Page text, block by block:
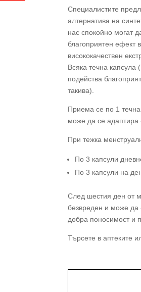
Специалистите
алтернатива на
нас спокойно могат
благоприятен ефект
висококачествен
Всяка течна капсула
подейства
такива).
Приема се по 1
може да се адаптира
При тежка
По 3 капсули
По 3 капсули на
След шестия ден от
безвреден и може да
добра поносимост и
Търсете в аптеките